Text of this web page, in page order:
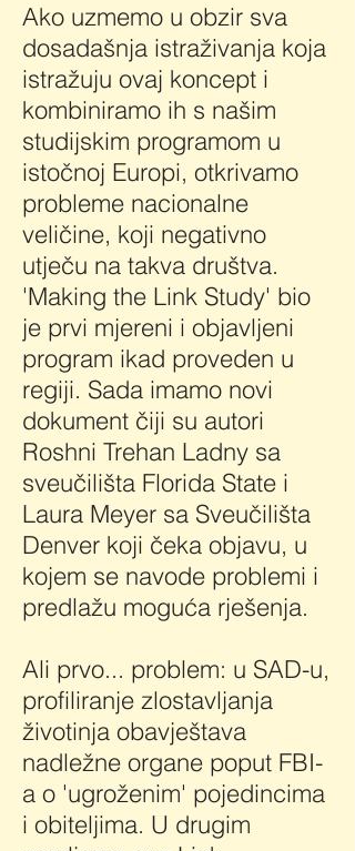
Ako uzmemo u obzir sva
dosadašnja istraživanja koja
istražuju ovaj koncept i
kombiniramo ih s našim
studijskim programom u
istočnoj Europi, otkrivamo
probleme nacionalne
veličine, koji negativno
utječu na takva društva.
'Making the Link Study' bio
je prvi mjereni i objavljeni
program ikad proveden u
regiji. Sada imamo novi
dokument čiji su autori
Roshni Trehan Ladny sa
sveučilišta Florida State i
Laura Meyer sa Sveučilišta
Denver koji čeka objavu, u
kojem se navode problemi i
predlažu moguća rješenja.
Ali prvo... problem: u SAD-u,
profiliranje zlostavljanja
životinja obavještava
nadležne organe poput FBI-
a o 'ugroženim' pojedincima
i obiteljima. U drugim